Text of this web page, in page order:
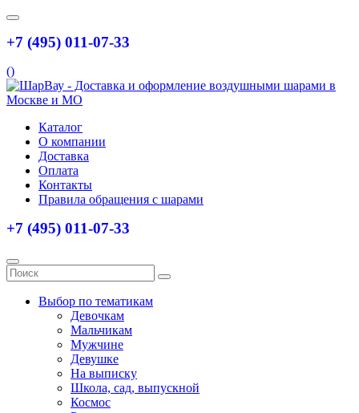
+7 (495) 011-07-33
()
Каталог
О компании
Доставка
Оплата
Контакты
Правила обращения с шарами
+7 (495) 011-07-33
Выбор по тематикам
Девочкам
Мальчикам
Мужчине
Девушке
На выписку
Школа, сад, выпускной
Космос